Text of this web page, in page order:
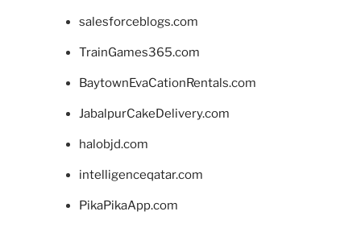
salesforceblogs.com
TrainGames365.com
BaytownEvaCationRentals.com
JabalpurCakeDelivery.com
halobjd.com
intelligenceqatar.com
PikaPikaApp.com